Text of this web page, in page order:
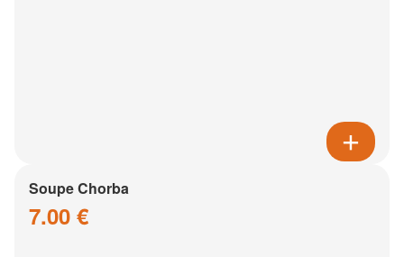
Soupe Chorba
7.00 €